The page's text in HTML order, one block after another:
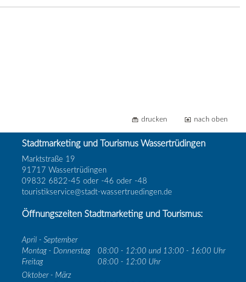
drucken nach oben
Stadtmarketing und Tourismus Wassertrüdingen
Marktstraße 19
91717 Wassertrüdingen
09832 6822-45 oder -46 oder -48
touristikservice@stadt-wassertruedingen.de
Öffnungszeiten Stadtmarketing und Tourismus:
April - September
Montag - Donnerstag
08:00 - 12:00 und 13:00 - 16:00 Uhr
Freitag
08:00 - 12:00 Uhr
Oktober - März